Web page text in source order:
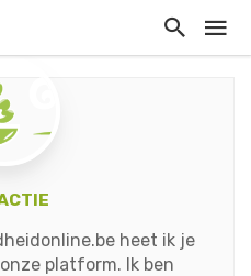
heet ik je
platform. Ik ben